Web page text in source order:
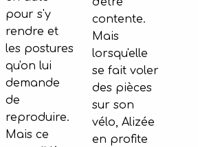
pour s'y
rendre et
les postures
qu'on lui
demande
de
reproduire.
Mais ce
contente.
Mais
lorsqu'elle
se fait voler
des pièces
sur son
vélo, Alizée
en profite